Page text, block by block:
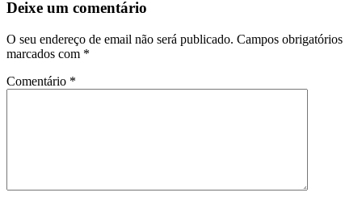
Deixe um comentário
O seu endereço de email não será publicado. Campos obrigatórios
marcados com *
Comentário *